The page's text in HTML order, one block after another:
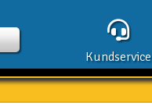
Kundservice